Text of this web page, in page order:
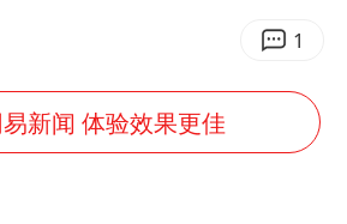
酒店回应车内过夜被收150元
黄金牛市回来了吗
1
新闻 体验效果更佳